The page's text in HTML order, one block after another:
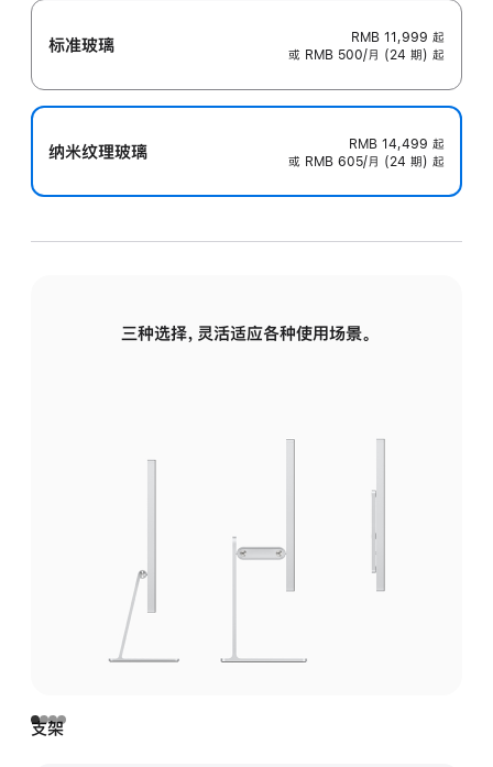
标准玻璃 RMB 11,999 起
或 RMB 500/月 (24 期) 起
纳米纹理玻璃 RMB 14,499 起
或 RMB 605/月 (24 期) 起
三种选择，灵活适应各种使用场景。
支架